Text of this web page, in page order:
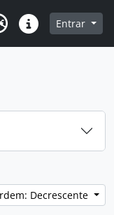
Atalhos Entrar
Decrescente